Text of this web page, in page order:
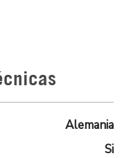
Alemania
Si